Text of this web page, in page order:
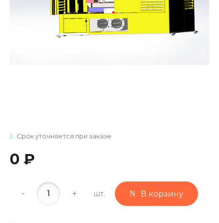
Срок уточняется при заказе
0 ₽
- + шт. В корзину